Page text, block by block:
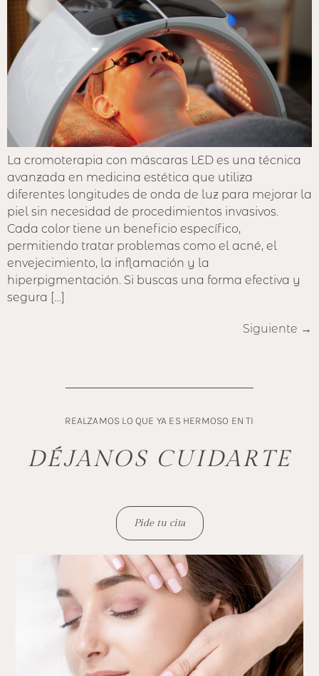
La cromoterapia con máscaras LED es una técnica
avanzada en medicina estética que utiliza
diferentes longitudes de onda de luz para mejorar la
piel sin necesidad de procedimientos invasivos.
Cada color tiene un beneficio específico,
permitiendo tratar problemas como el acné, el
envejecimiento, la inflamación y la
hiperpigmentación. Si buscas una forma efectiva y
segura […]
Siguiente →
REALZAMOS LO QUE YA ES HERMOSO EN TI
DÉJANOS CUIDARTE
Pide tu cita